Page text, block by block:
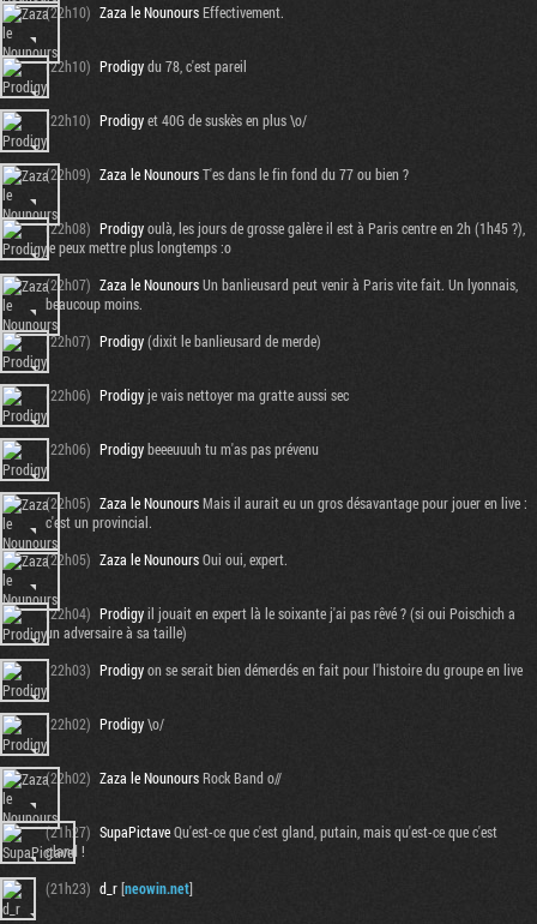
(22h10) Zaza le NounoursEffectivement.
(22h10) Prodigydu 78, c'est pareil
(22h10) Prodigyet 40G de suskès en plus \o/
(22h09) Zaza le NounoursT'es dans le fin fond du 77 ou bien ?
(22h08) Prodigyoulà, les jours de grosse galère il est à Paris centre en 2h (1h45 ?),
je peux mettre plus longtemps :o
(22h07) Zaza le NounoursUn banlieusard peut venir à Paris vite fait. Un lyonnais,
beaucoup moins.
(22h07) Prodigy(dixit le banlieusard de merde)
(22h06) Prodigyje vais nettoyer ma gratte aussi sec
(22h06) Prodigybeeeuuuh tu m'as pas prévenu
(22h05) Zaza le NounoursMais il aurait eu un gros désavantage pour jouer en live :
c'est un provincial.
(22h05) Zaza le NounoursOui oui, expert.
(22h04) Prodigyil jouait en expert là le soixante j'ai pas rêvé ? (si oui Poischich a
un adversaire à sa taille)
(22h03) Prodigyon se serait bien démerdés en fait pour l'histoire du groupe en live
(22h02) Prodigy\o/
(22h02) Zaza le NounoursRock Band o//
(21h27) SupaPictaveQu'est-ce que c'est gland, putain, mais qu'est-ce que c'est
gland !
(21h23) d_r[neowin.net]